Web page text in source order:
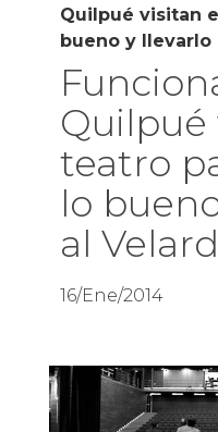
Quilpué visitan
bueno y llevarlo
Quilpué
teatro
lo
al
16/Ene/2014